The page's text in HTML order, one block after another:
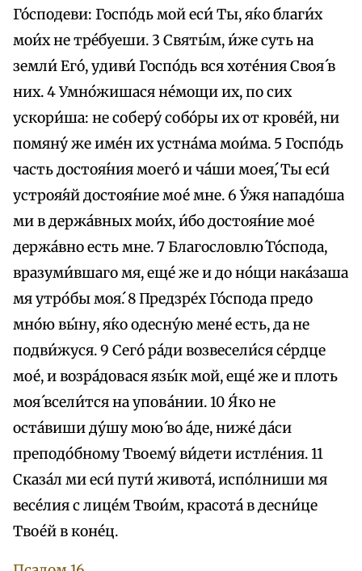
Го́сподеви: Госпо́дь мой eси́ Ты, я́ко благи́х
мои́х не тре́буеши. 3 Святы́м, и́же суть на
земли́ Его́, удиви́ Госпо́дь вся хоте́ния Своя́ в
них. 4 Умно́жишася не́мощи их, по сих
ускори́ша: не соберу́ собо́ры их от крове́й, ни
помяну́ же име́н их устна́ма мои́ма. 5 Госпо́дь
часть достоя́ния моего́ и ча́ши моея́, Ты eси́
устроя́яй достоя́ние мое́ мне. 6 У́жя нападо́ша
ми в держа́вных мои́х, и́бо достоя́ние мое́
держа́вно eсть мне. 7 Благословлю́ Го́спода,
вразуми́вшаго мя, eще́ же и до но́щи нака́заша
мя утро́бы моя́. 8 Предзре́х Го́спода предо
мно́ю вы́ну, я́ко одесну́ю менé eсть, да не
подви́жуся. 9 Сего́ ра́ди возвесели́ся се́рдце
мое́, и возра́довася язы́к мой, eще́ же и плоть
моя́ всели́тся на упова́нии. 10 Я́ко не
оста́виши ду́шу мою́ во а́де, ниже́ да́си
преподо́бному Твоему́ ви́дети истле́ния. 11
Сказа́л ми eси́ пути́ живота́, испо́лниши мя
весе́лия с лице́м Твои́м, красота́ в десни́це
Твое́й в коне́ц.